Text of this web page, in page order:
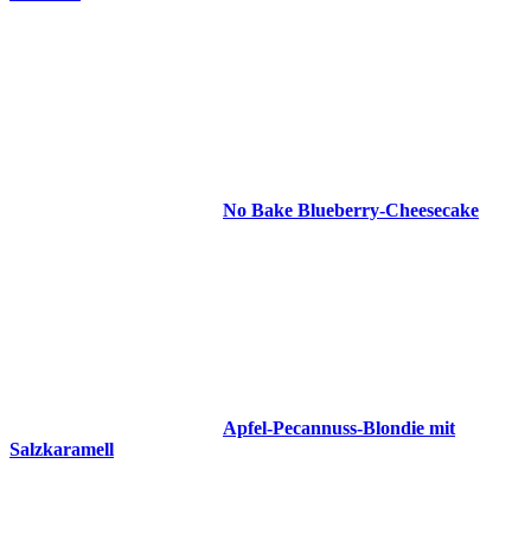
No Bake Blueberry-Cheesecake
Apfel-Pecannuss-Blondie mit
Salzkaramell